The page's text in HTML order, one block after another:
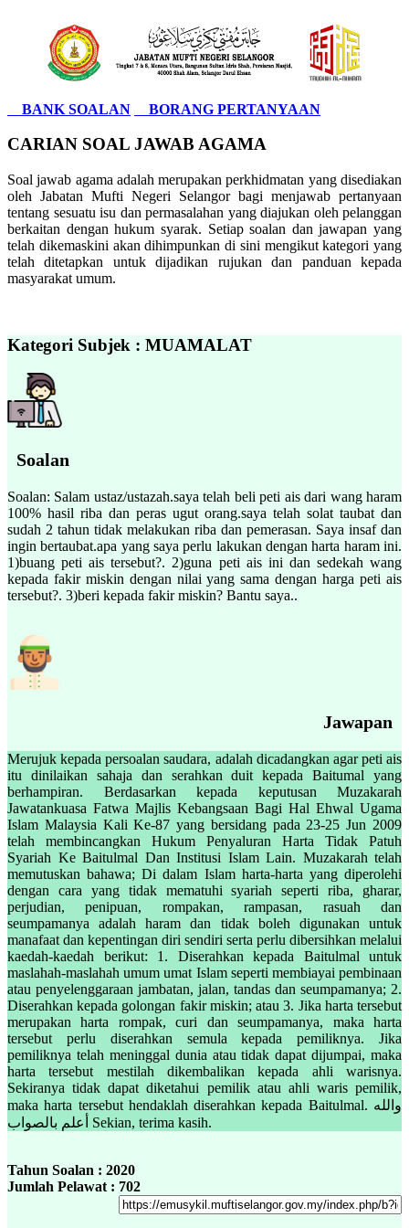
BANK SOALAN BORANG PERTANYAAN
CARIAN SOAL JAWAB AGAMA
Soal jawab agama adalah merupakan perkhidmatan yang disediakan
oleh Jabatan Mufti Negeri Selangor bagi menjawab pertanyaan
tentang sesuatu isu dan permasalahan yang diajukan oleh pelanggan
berkaitan dengan hukum syarak. Setiap soalan dan jawapan yang
telah dikemaskini akan dihimpunkan di sini mengikut kategori yang
telah ditetapkan untuk dijadikan rujukan dan panduan kepada
masyarakat umum.
Kategori Subjek : MUAMALAT
Soalan
Soalan: Salam ustaz/ustazah.saya telah beli peti ais dari wang haram
100% hasil riba dan peras ugut orang.saya telah solat taubat dan
sudah 2 tahun tidak melakukan riba dan pemerasan. Saya insaf dan
ingin bertaubat.apa yang saya perlu lakukan dengan harta haram ini.
1)buang peti ais tersebut?. 2)guna peti ais ini dan sedekah wang
kepada fakir miskin dengan nilai yang sama dengan harga peti ais
tersebut?. 3)beri kepada fakir miskin? Bantu saya..
Jawapan
Merujuk kepada persoalan saudara, adalah dicadangkan agar peti ais
itu dinilaikan sahaja dan serahkan duit kepada Baitumal yang
berhampiran. Berdasarkan kepada keputusan Muzakarah
Jawatankuasa Fatwa Majlis Kebangsaan Bagi Hal Ehwal Ugama
Islam Malaysia Kali Ke-87 yang bersidang pada 23-25 Jun 2009
telah membincangkan Hukum Penyaluran Harta Tidak Patuh
Syariah Ke Baitulmal Dan Institusi Islam Lain. Muzakarah telah
memutuskan bahawa; Di dalam Islam harta-harta yang diperolehi
dengan cara yang tidak mematuhi syariah seperti riba, gharar,
perjudian, penipuan, rompakan, rampasan, rasuah dan
seumpamanya adalah haram dan tidak boleh digunakan untuk
manafaat dan kepentingan diri sendiri serta perlu dibersihkan melalui
kaedah-kaedah berikut: 1. Diserahkan kepada Baitulmal untuk
maslahah-maslahah umum umat Islam seperti membiayai pembinaan
atau penyelenggaraan jambatan, jalan, tandas dan seumpamanya; 2.
Diserahkan kepada golongan fakir miskin; atau 3. Jika harta tersebut
merupakan harta rompak, curi dan seumpamanya, maka harta
tersebut perlu diserahkan semula kepada pemiliknya. Jika
pemiliknya telah meninggal dunia atau tidak dapat dijumpai, maka
harta tersebut mestilah dikembalikan kepada ahli warisnya.
Sekiranya tidak dapat diketahui pemilik atau ahli waris pemilik,
maka harta tersebut hendaklah diserahkan kepada Baitulmal. والله
أعلم بالصواب Sekian, terima kasih.
Tahun Soalan : 2020
Jumlah Pelawat : 702